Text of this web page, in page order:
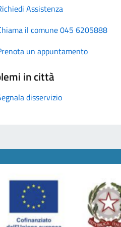
Assistenza
il comune 045 6205888
un appuntamento
in città
disservizio